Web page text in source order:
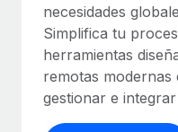
necesidades
Simplifica tu
herramientas
remotas
gestionar e